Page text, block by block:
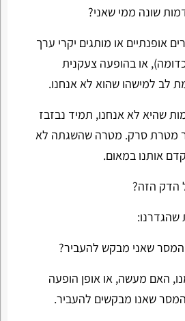
שונה ממי שאני?
אופנתיים או מותגים יקרי ערך
או בהופעה צעקנית
לב למישהו שהוא לא אנחנו.
שהיא לא אנחנו, תמיד נבזבז
מטרת סרק. מטרה שהשגתה לא
אותנו במאום.
הדק הזה?
שהגדרנו:
המסר שאני מבקש להעביר?
האם מעשה, או אופן הופעה
שאנו מבקשים להעביר.